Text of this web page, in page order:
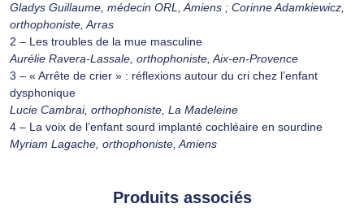
Gladys Guillaume, médecin ORL, Amiens ; Corinne Adamkiewicz,
orthophoniste, Arras
2 – Les troubles de la mue masculine
Aurélie Ravera-Lassale, orthophoniste, Aix-en-Provence
3 – « Arrête de crier » : réflexions autour du cri chez l’enfant
dysphonique
Lucie Cambrai, orthophoniste, La Madeleine
4 – La voix de l’enfant sourd implanté cochléaire en sourdine
Myriam Lagache, orthophoniste, Amiens
Produits associés